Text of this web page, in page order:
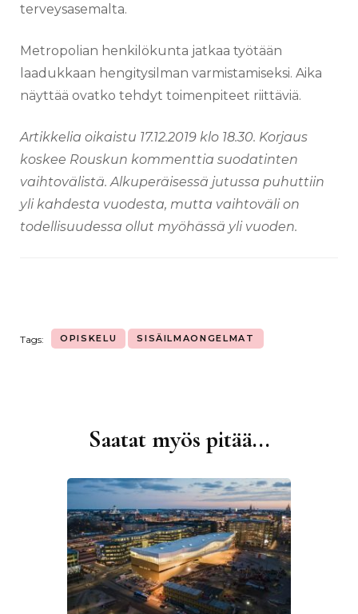
terveysasemalta.
Metropolian henkilökunta jatkaa työtään
laadukkaan hengitysilman varmistamiseksi. Aika
näyttää ovatko tehdyt toimenpiteet riittäviä.
Artikkelia oikaistu 17.12.2019 klo 18.30. Korjaus
koskee Rouskun kommenttia suodatinten
vaihtovälistä. Alkuperäisessä jutussa puhuttiin
yli kahdesta vuodesta, mutta vaihtoväli on
todellisuudessa ollut myöhässä yli vuoden.
Tags: OPISKELU SISÄILMAONGELMAT
Saatat myös pitää...